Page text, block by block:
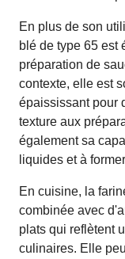
En plus de son
blé de type 65 est
préparation de
contexte, elle est
épaississant pour
texture aux
également sa
liquides et à
En cuisine, la
combinée avec
plats qui reflètent
culinaires. Elle